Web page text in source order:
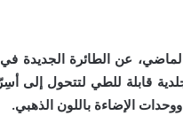
عن الطائرة الجديدة في
قابلة للطي لتتحول
الإضاءة باللون الذهبي.